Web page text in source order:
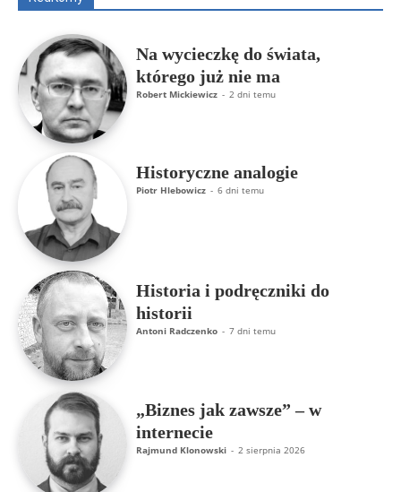
Na wycieczkę do świata,
którego już nie ma
Robert Mickiewicz - 2 dni temu
Historyczne analogie
Piotr Hlebowicz - 6 dni temu
Historia i podręczniki do
historii
Antoni Radczenko - 7 dni temu
„Biznes jak zawsze” – w
internecie
Rajmund Klonowski - 2 sierpnia 2026